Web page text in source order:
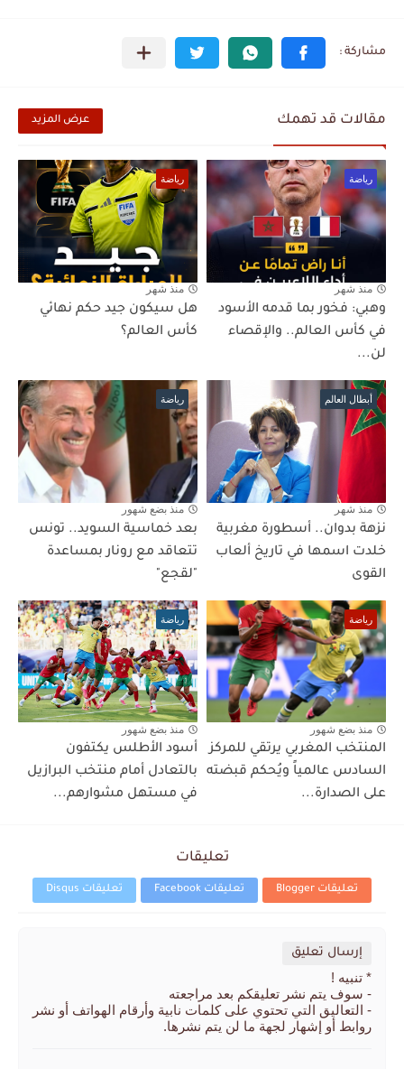
مقالات قد تهمك عرض المزيد
رياضة
منذ شهر
وهبي: فخور بما قدمه الأسود
في كأس العالم.. والإقصاء
لن...
رياضة
منذ شهر
هل سيكون جيد حكم نهائي
كأس العالم؟
أبطال العالم
منذ شهر
نزهة بدوان.. أسطورة مغربية
خلدت اسمها في تاريخ ألعاب
القوى
رياضة
منذ بضع شهور
بعد خماسية السويد.. تونس
تتعاقد مع رونار بمساعدة
"لقجع"
رياضة
منذ بضع شهور
المنتخب المغربي يرتقي للمركز
السادس عالمياً ويُحكم قبضته
على الصدارة...
رياضة
منذ بضع شهور
أسود الأطلس يكتفون
بالتعادل أمام منتخب البرازيل
في مستهل مشوارهم...
تعليقات
تعليقات Blogger تعليقات Facebook تعليقات Disqus
إرسال تعليق
* تنبيه !
- سوف يتم نشر تعليقكم بعد مراجعته
- التعاليق التي تحتوي على كلمات نابية وأرقام الهواتف أو نشر
روابط أو إشهار لجهة ما لن يتم نشرها.